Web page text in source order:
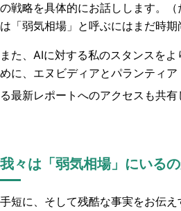
の戦略を具体的にお話しします。
は「弱気相場」と呼ぶにはまだ時期
また、AIに対する私のスタンスを
めに、エヌビディアとパランティア
る最新レポートへのアクセスも共有
我々は「弱気相場」にいる
手短に、そして残酷な事実をお伝え